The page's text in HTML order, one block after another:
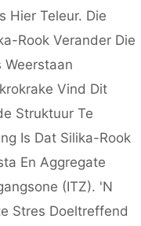
Hier Teleur. Die
Rook Verander Die
Vind Dit
Struktuur Te
Is Dat Silika-Rook
En Aggregate
(ITZ). 'n
Stres Doeltreffend